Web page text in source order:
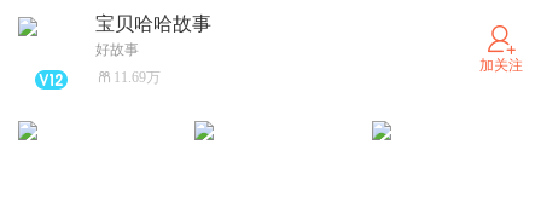
宝贝哈哈故事
好故事
11.69万
加关注